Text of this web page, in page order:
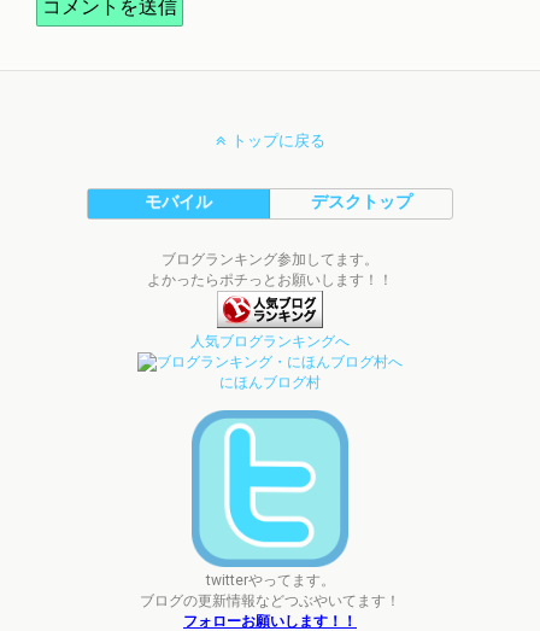
トップに戻る
モバイル デスクトップ
ブログランキング参加してます。
よかったらポチっとお願いします！！
人気ブログランキングへ
にほんブログ村
twitterやってます。
ブログの更新情報などつぶやいてます！
フォローお願いします！！